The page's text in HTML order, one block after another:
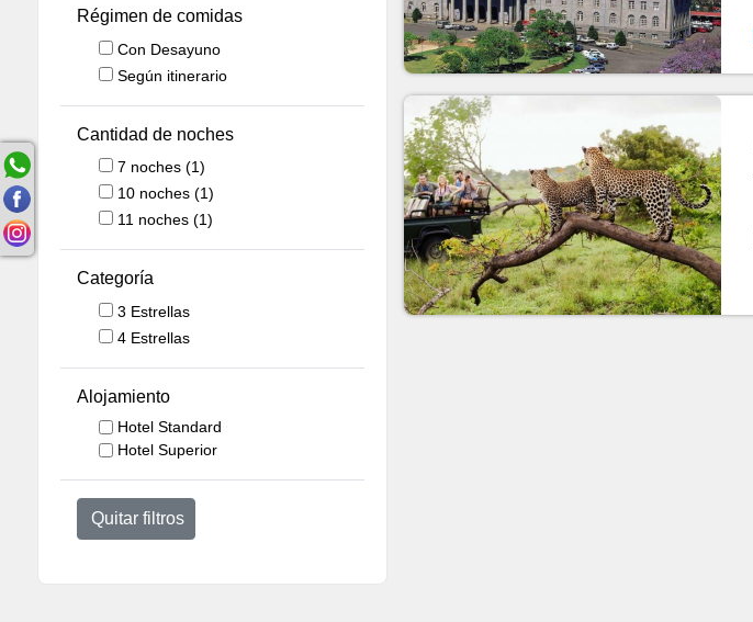
Régimen de comidas
Con Desayuno
Según itinerario
Cantidad de noches
7 noches (1)
10 noches (1)
11 noches (1)
Categoría
3 Estrellas
4 Estrellas
Alojamiento
Hotel Standard
Hotel Superior
Quitar filtros